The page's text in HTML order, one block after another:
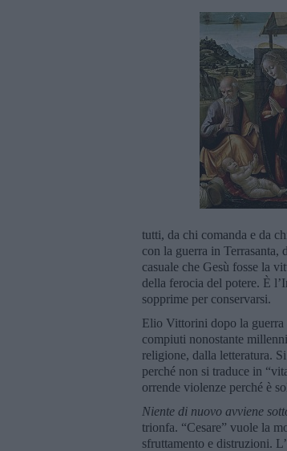
tutti, da chi comanda e da
con la guerra in
casuale che Gesù fosse la
della ferocia del potere. È
sopprime per conservarsi.
Elio Vittorini dopo la guerra
compiuti nonostante
religione, dalla letteratura.
perché non si traduce in
orrende violenze perché è
Niente di nuovo avviene
trionfa. “Cesare” vuole la
sfruttamento e distruzioni.